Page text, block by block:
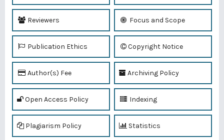
Reviewers Focus and Scope
Publication Ethics Copyright Notice
Author(s) Fee Archiving Policy
Open Access Policy Indexing
Plagiarism Policy Statistics